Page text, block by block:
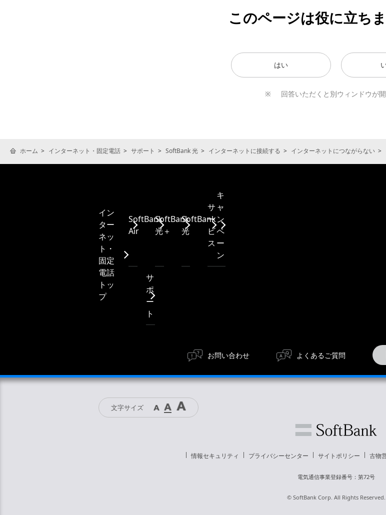
このページは役に立ち
はい
回答いただくと別ウィンドウが
ホーム インターネット・固定電話 サポート SoftBank 光 インターネットに接続する インターネットにつながらない
イン
ター
ネッ
ト・
固定
電話
トッ
プ
SoftBank
Air
SoftBank
光＋
SoftBank
光
サ
ー
ビ
ス
キ
ャ
ン
ペ
ー
ン
サ
ポ
ー
ト
お問い合わせ よくあるご質問
文字サイズ
情報セキュリティ プライバシーセンター サイトポリシー 古物
電気通信事業登録番号：第72号
© SoftBank Corp. All Rights Reserved.